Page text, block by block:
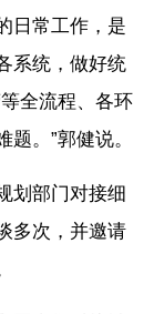
日常工作，是
系统，做好统
全流程、各环
。”郭健说。
划部门对接细
多次，并邀请